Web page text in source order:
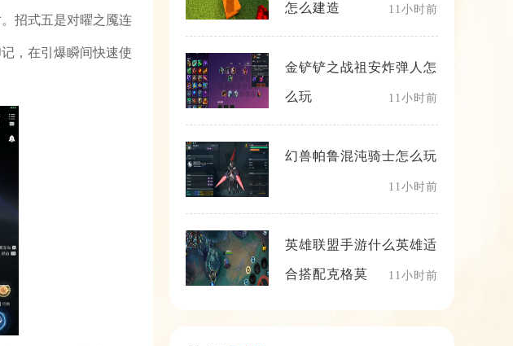
招式五是对曜之魇连
，在引爆瞬间快速使
怎么建造 11小时前
金铲铲之战祖安炸弹人怎
么玩 11小时前
幻兽帕鲁混沌骑士怎么玩
11小时前
英雄联盟手游什么英雄适
合搭配克格莫 11小时前